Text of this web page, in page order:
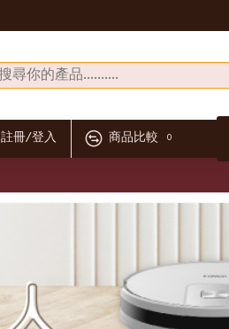
註冊/登入 商品比較 0